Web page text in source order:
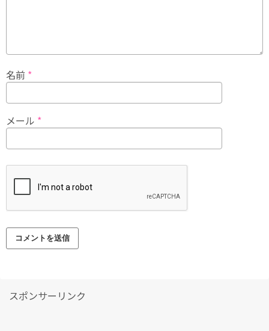
名前 *
メール *
スポンサーリンク